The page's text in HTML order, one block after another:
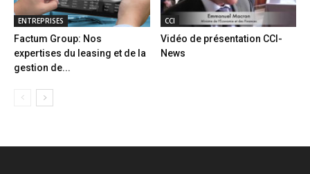
ENTREPRISES
Factum Group: Nos
expertises du leasing et de la
gestion de...
CCI
Vidéo de présentation CCI-
News